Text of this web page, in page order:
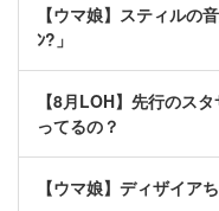
【ウマ娘】スティルの
ﾝ?」
【8月LOH】先行のス
ってるの？
【ウマ娘】ディザイア